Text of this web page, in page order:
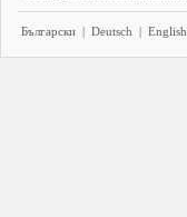
Български | Deutsch | English